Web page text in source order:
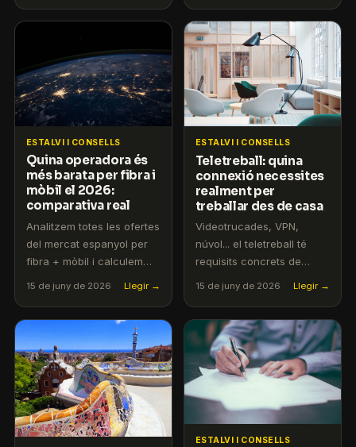
ESTALVI I CONSELLS
Quina operadora és
més barata per fibra i
mòbil el 2026:
comparativa real
Analitzem totes les ofertes
del mercat espanyol per
fibra + mòbil i calculem
15 de juny de 2026 Llegir →
ESTALVI I CONSELLS
Teletreball: quina
connexió necessites
realment per
treballar des de casa
Videotrucades, VPN,
núvol... el teletreball té
requisits concrets de
15 de juny de 2026 Llegir →
ESTALVI I CONSELLS